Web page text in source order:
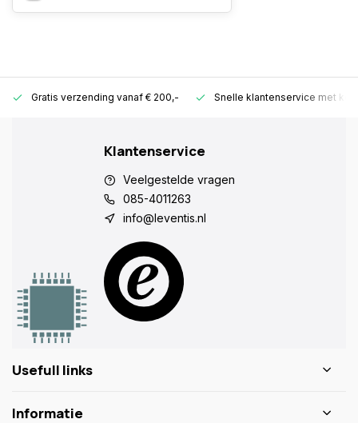
Gratis verzending vanaf € 200,- Snelle klantenservice met
Klantenservice
Veelgestelde vragen
085-4011263
info@leventis.nl
Usefull links
Informatie